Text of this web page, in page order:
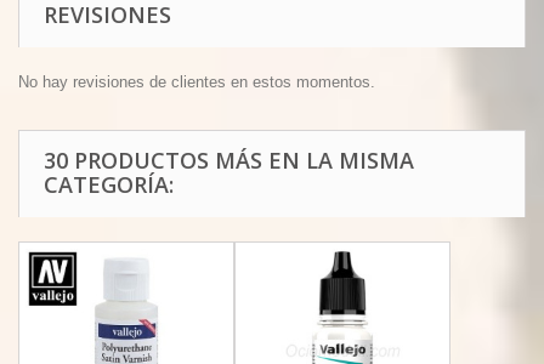
REVISIONES
No hay revisiones de clientes en estos momentos.
30 PRODUCTOS MÁS EN LA MISMA
CATEGORÍA: